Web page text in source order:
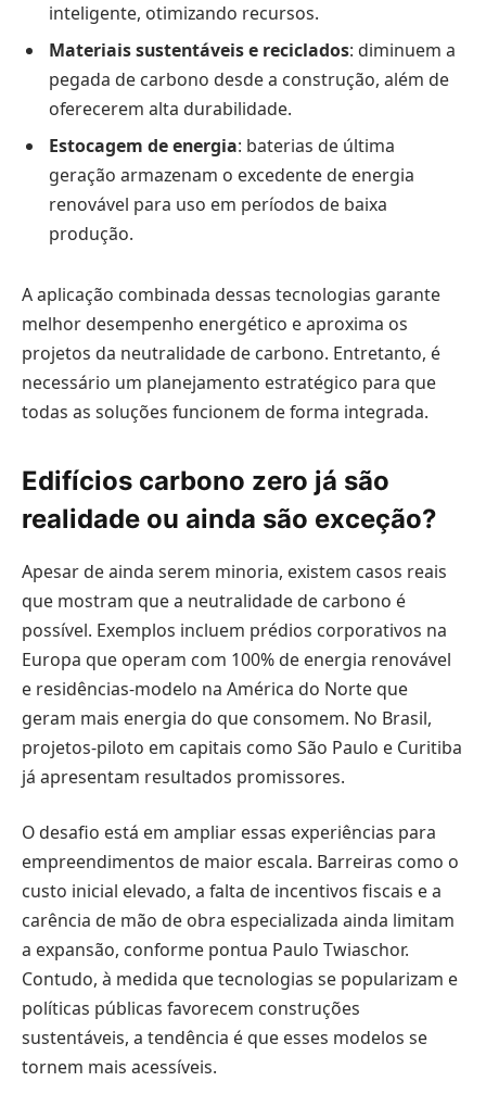
inteligente, otimizando recursos.
Materiais sustentáveis e reciclados: diminuem a
pegada de carbono desde a construção, além de
oferecerem alta durabilidade.
Estocagem de energia: baterias de última
geração armazenam o excedente de energia
renovável para uso em períodos de baixa
produção.
A aplicação combinada dessas tecnologias garante
melhor desempenho energético e aproxima os
projetos da neutralidade de carbono. Entretanto, é
necessário um planejamento estratégico para que
todas as soluções funcionem de forma integrada.
Edifícios carbono zero já são
realidade ou ainda são exceção?
Apesar de ainda serem minoria, existem casos reais
que mostram que a neutralidade de carbono é
possível. Exemplos incluem prédios corporativos na
Europa que operam com 100% de energia renovável
e residências-modelo na América do Norte que
geram mais energia do que consomem. No Brasil,
projetos-piloto em capitais como São Paulo e Curitiba
já apresentam resultados promissores.
O desafio está em ampliar essas experiências para
empreendimentos de maior escala. Barreiras como o
custo inicial elevado, a falta de incentivos fiscais e a
carência de mão de obra especializada ainda limitam
a expansão, conforme pontua Paulo Twiaschor.
Contudo, à medida que tecnologias se popularizam e
políticas públicas favorecem construções
sustentáveis, a tendência é que esses modelos se
tornem mais acessíveis.